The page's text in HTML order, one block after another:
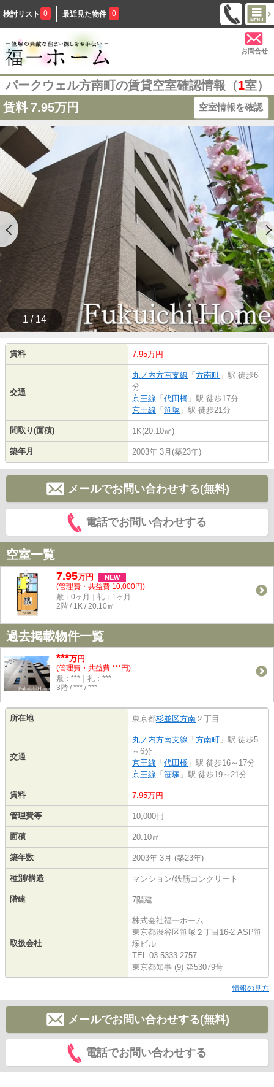
検討リスト 0 最近見た物件 0
お問合せ
パークウェル方南町の賃貸空室確認情報（1室）
賃料 7.95万円 空室情報を確認
1 / 14
賃料 7.95万円
交通
丸ノ内方南支線 「 方南町 」駅 徒歩6
分
京王線 「 代田橋 」駅 徒歩17分
京王線 「 笹塚 」駅 徒歩21分
間取り(面積) 1K(20.10㎡)
築年月 2003年 3月(築23年)
メールでお問い合わせする(無料)
電話でお問い合わせする
空室一覧
7.95万円 NEW
(管理費・共益費 10,000円)
敷：0ヶ月｜礼：1ヶ月
2階 / 1K / 20.10㎡
過去掲載物件一覧
***万円
(管理費・共益費 ***円)
敷：***｜礼：***
3階 / *** / ***
所在地 東京都杉並区方南 ２丁目
交通
丸ノ内方南支線 「 方南町 」駅 徒歩5
～6分
京王線 「 代田橋 」駅 徒歩16～17分
京王線 「 笹塚 」駅 徒歩19～21分
賃料 7.95万円
管理費等 10,000円
面積 20.10㎡
築年数 2003年 3月 (築23年)
種別/構造 マンション/鉄筋コンクリート
階建 7階建
取扱会社
株式会社福一ホーム
東京都渋谷区笹塚２丁目16-2 ASP笹
塚ビル
TEL:03-5333-2757
東京都知事 (9) 第53079号
情報の見方
メールでお問い合わせする(無料)
電話でお問い合わせする